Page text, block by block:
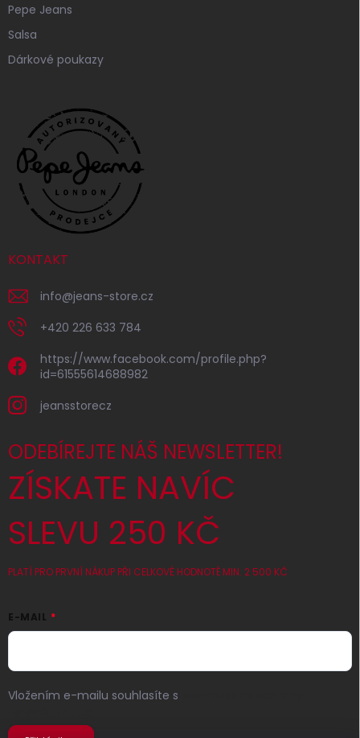
Pepe Jeans
Salsa
Dárkové poukazy
KONTAKT
info@jeans-store.cz
+420 226 633 784
https://www.facebook.com/profile.php?
id=61555614688982
jeansstorecz
ODEBÍREJTE NÁŠ NEWSLETTER!
ZÍSKATE NAVÍC
SLEVU 250 KČ
PLATÍ PRO PRVNÍ NÁKUP PŘI CELKOVÉ HODNOTĚ MIN. 2 500 KČ
E-MAIL
Vložením e-mailu souhlasíte s